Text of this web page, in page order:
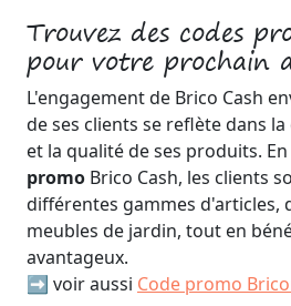
Trouvez des codes
pour votre prochain
L'engagement de Brico Cash
de ses clients se reflète dans
et la qualité de ses produits.
promo Brico Cash, les clients
différentes gammes d'articles,
meubles de jardin, tout en
avantageux.
➡️ voir aussi Code promo